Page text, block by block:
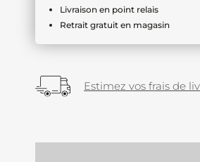
Livraison en point relais
Retrait gratuit en magasin
Estimez vos frais de